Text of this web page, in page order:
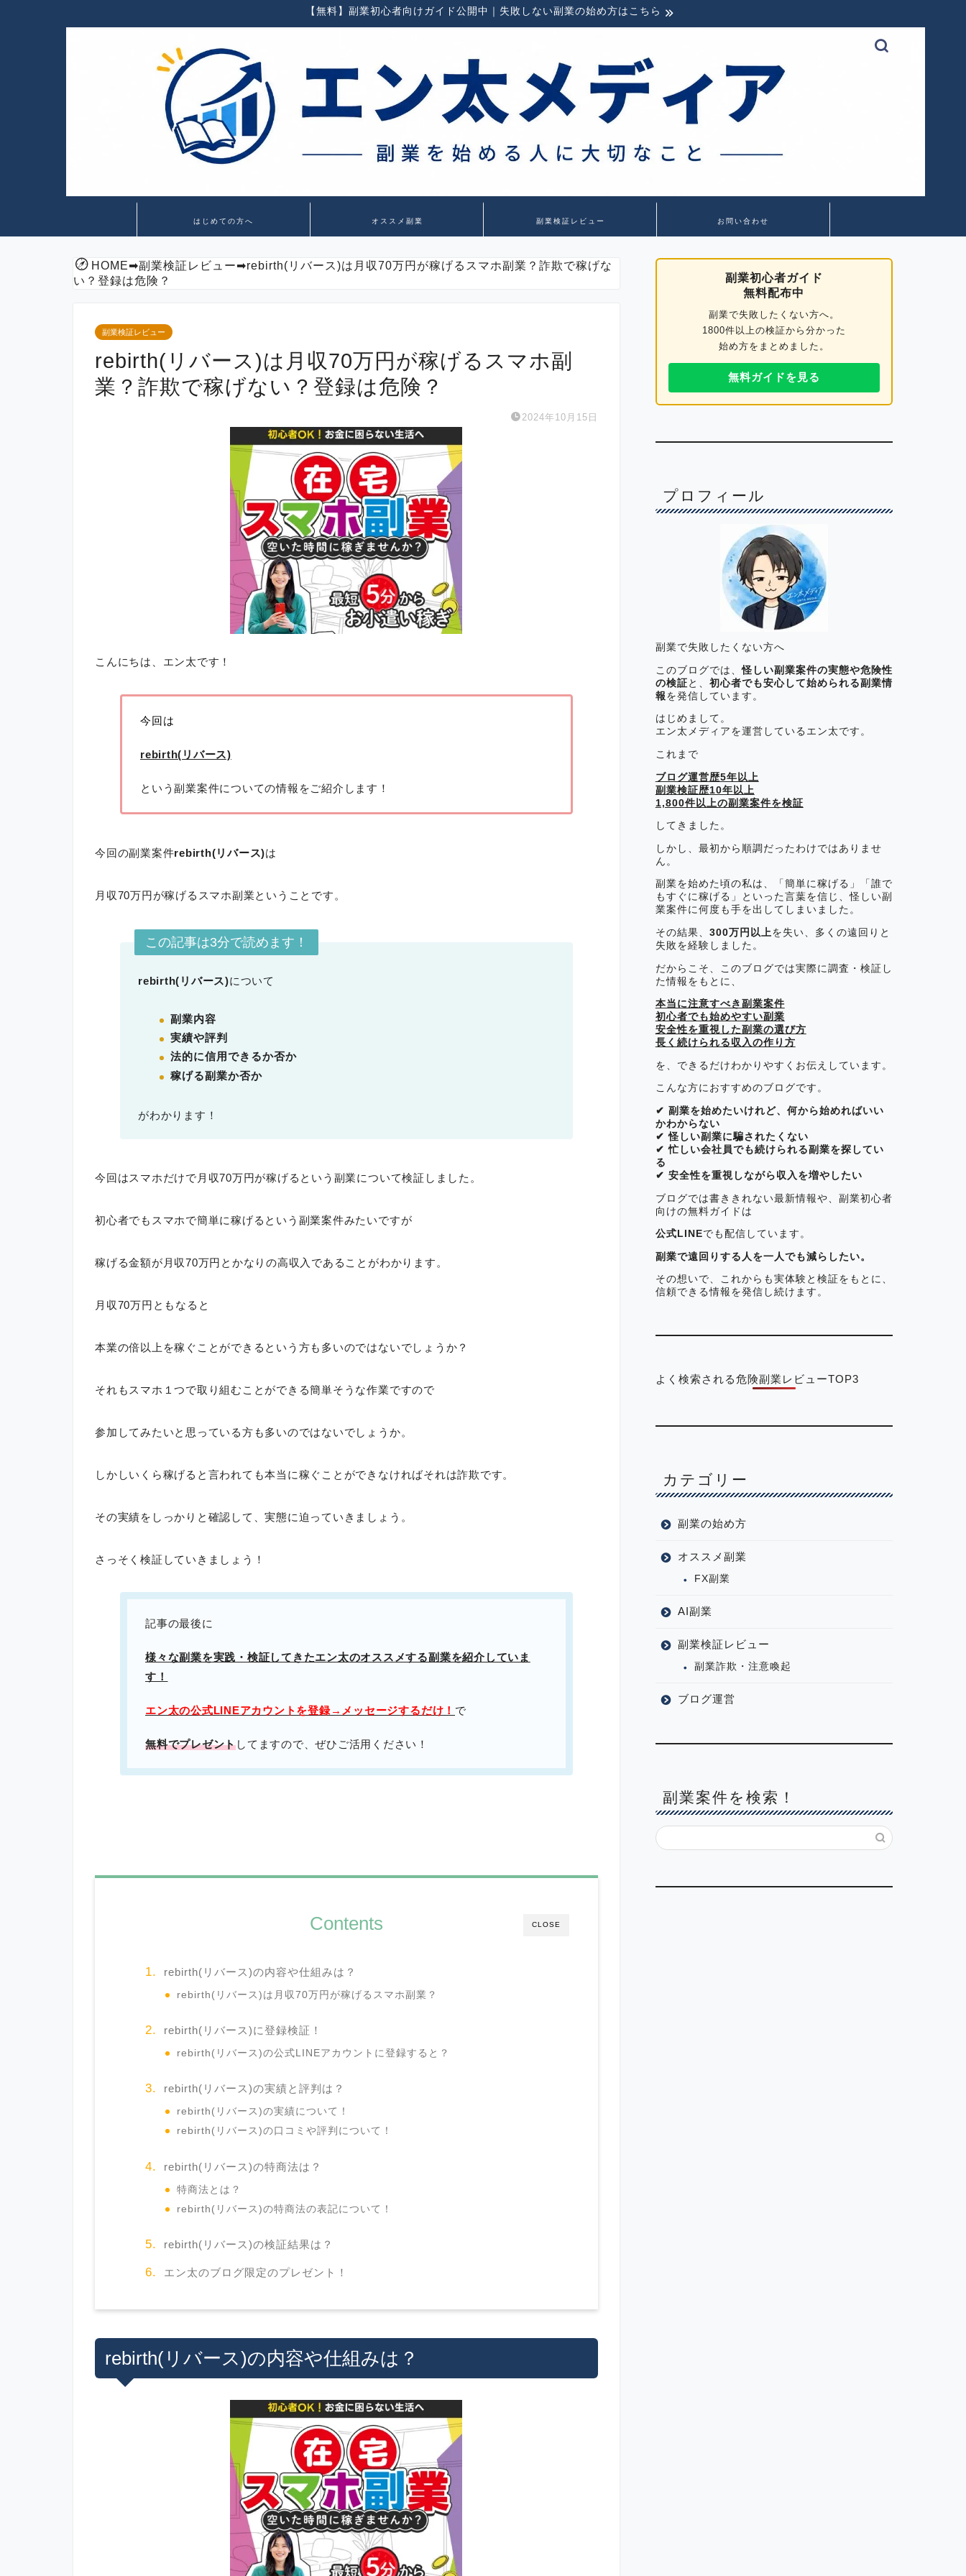
【無料】副業初心者向けガイド公開中｜失敗しない副業の始め方はこちら
はじめての方へ オススメ副業 副業検証レビュー お問い合わせ
HOME➡副業検証レビュー➡rebirth(リバース)は月収70万円が稼げるスマホ副業？詐欺で稼げな
い？登録は危険？
副業検証レビュー
rebirth(リバース)は月収70万円が稼げるスマホ副
業？詐欺で稼げない？登録は危険？
2024年10月15日
こんにちは、エン太です！
今回は
rebirth(リバース)
という副業案件についての情報をご紹介します！
今回の副業案件rebirth(リバース)は
月収70万円が稼げるスマホ副業ということです。
この記事は3分で読めます！
rebirth(リバース)について
副業内容
実績や評判
法的に信用できるか否か
稼げる副業か否か
がわかります！
今回はスマホだけで月収70万円が稼げるという副業について検証しました。
初心者でもスマホで簡単に稼げるという副業案件みたいですが
稼げる金額が月収70万円とかなりの高収入であることがわかります。
月収70万円ともなると
本業の倍以上を稼ぐことができるという方も多いのではないでしょうか？
それもスマホ１つで取り組むことができる簡単そうな作業ですので
参加してみたいと思っている方も多いのではないでしょうか。
しかしいくら稼げると言われても本当に稼ぐことができなければそれは詐欺です。
その実績をしっかりと確認して、実態に迫っていきましょう。
さっそく検証していきましょう！
記事の最後に
様々な副業を実践・検証してきたエン太のオススメする副業を紹介していま
す！
エン太の公式LINEアカウントを登録→メッセージするだけ！ で
無料でプレゼントしてますので、ぜひご活用ください！
CLOSE
Contents
rebirth(リバース)の内容や仕組みは？
rebirth(リバース)は月収70万円が稼げるスマホ副業？
rebirth(リバース)に登録検証！
rebirth(リバース)の公式LINEアカウントに登録すると？
rebirth(リバース)の実績と評判は？
rebirth(リバース)の実績について！
rebirth(リバース)の口コミや評判について！
rebirth(リバース)の特商法は？
特商法とは？
rebirth(リバース)の特商法の表記について！
rebirth(リバース)の検証結果は？
エン太のブログ限定のプレゼント！
rebirth(リバース)の内容や仕組みは？
副業初心者ガイド
無料配布中
副業で失敗したくない方へ。
1800件以上の検証から分かった
始め方をまとめました。
無料ガイドを見る
プロフィール
副業で失敗したくない方へ
このブログでは、怪しい副業案件の実態や危険性
の検証 と、 初心者でも安心して始められる副業情
報 を発信しています。
はじめまして。
エン太メディアを運営しているエン太です。
これまで
ブログ運営歴5年以上
副業検証歴10年以上
1,800件以上の副業案件を検証
してきました。
しかし、最初から順調だったわけではありませ
ん。
副業を始めた頃の私は、「簡単に稼げる」「誰で
もすぐに稼げる」といった言葉を信じ、怪しい副
業案件に何度も手を出してしまいました。
その結果、 300万円以上 を失い、多くの遠回りと
失敗を経験しました。
だからこそ、このブログでは実際に調査・検証し
た情報をもとに、
本当に注意すべき副業案件
初心者でも始めやすい副業
安全性を重視した副業の選び方
長く続けられる収入の作り方
を、できるだけわかりやすくお伝えしています。
こんな方におすすめのブログです。
✔ 副業を始めたいけれど、何から始めればいい
かわからない
✔ 怪しい副業に騙されたくない
✔ 忙しい会社員でも続けられる副業を探してい
る
✔ 安全性を重視しながら収入を増やしたい
ブログでは書ききれない最新情報や、副業初心者
向けの無料ガイドは
公式LINEでも配信しています。
副業で遠回りする人を一人でも減らしたい。
その想いで、これからも実体験と検証をもとに、
信頼できる情報を発信し続けます。
よく検索される危険副業レビューTOP3
カテゴリー
副業の始め方
オススメ副業
FX副業
AI副業
副業検証レビュー
副業詐欺・注意喚起
ブログ運営
副業案件を検索！